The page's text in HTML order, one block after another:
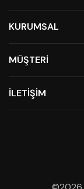
KURUMSAL
MÜŞTERİ
İLETİŞİM